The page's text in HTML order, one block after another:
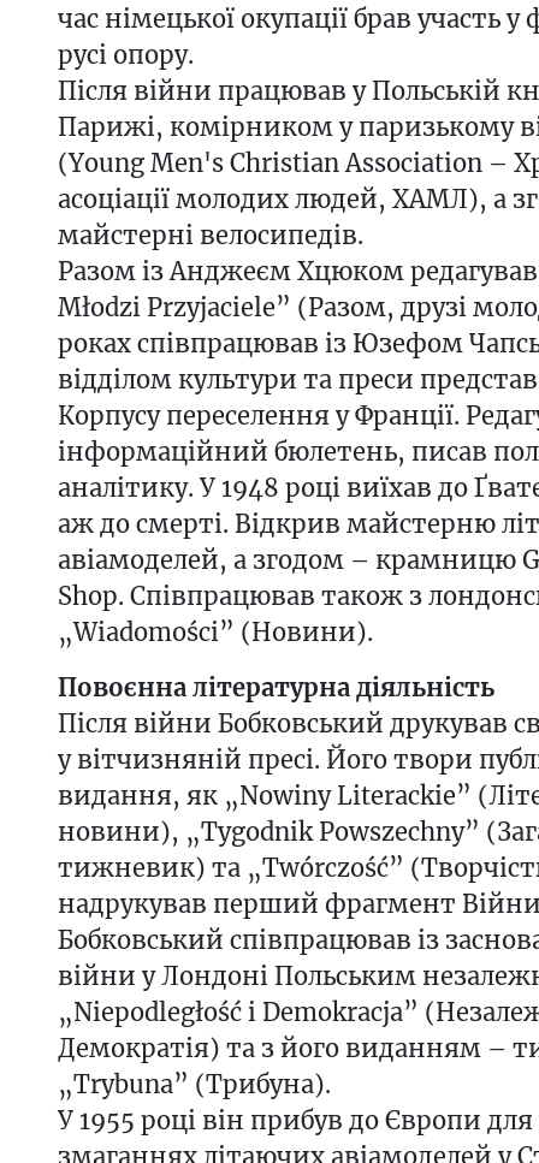
час німецької окупації брав участь
русі опору.
Після війни працював у Польській
Парижі, комірником у паризькому
(Young Men's Christian Association –
асоціації молодих людей, ХАМЛ), а
майстерні велосипедів.
Разом із Анджеєм Хцюком редагував
Młodzi Przyjaciele” (Разом, друзі
роках співпрацював із Юзефом
відділом культури та преси
Корпусу переселення у Франції.
інформаційний бюлетень, писав
аналітику. У 1948 році виїхав до
аж до смерті. Відкрив майстерню
авіамоделей, а згодом – крамницю
Shop. Співпрацював також з
„Wiadomości” (Новини).
Повоєнна літературна діяльність
Після війни Бобковський друкував
у вітчизняній пресі. Його твори
видання, як „Nowiny Literackie”
новини), „Tygodnik Powszechny”
тижневик) та „Twórczość”
надрукував перший фрагмент
Бобковський співпрацював із
війни у Лондоні Польським
„Niepodległość i Demokracja”
Демократія) та з його виданням –
„Trybuna” (Трибуна).
У 1955 році він прибув до Європи для
змаганнях літаючих авіамоделей у